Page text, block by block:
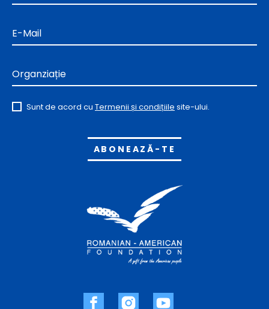
E-Mail
Organziație
Sunt de acord cu Termenii și condițiile site-ului.